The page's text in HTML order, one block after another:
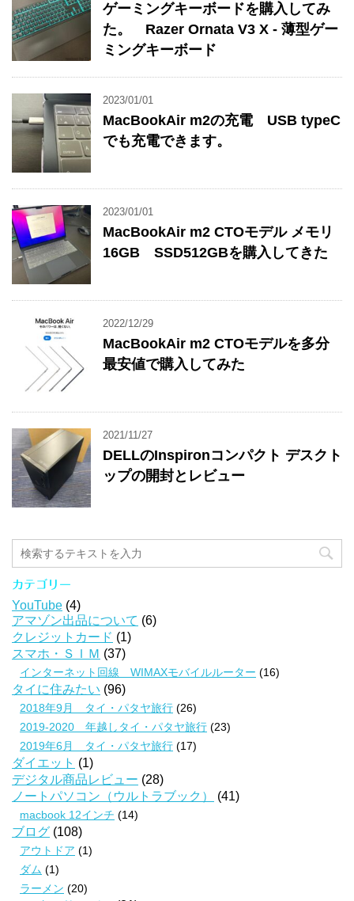
ゲーミングキーボードを購入してみ
た。 Razer Ornata V3 X - 薄型ゲー
ミングキーボード
2023/01/01
MacBookAir m2の充電 USB typeC
でも充電できます。
2023/01/01
MacBookAir m2 CTOモデル メモリ
16GB SSD512GBを購入してきた
2022/12/29
MacBookAir m2 CTOモデルを多分
最安値で購入してみた
2021/11/27
DELLのInspironコンパクト デスクト
ップの開封とレビュー
カテゴリー
YouTube (4)
アマゾン出品について (6)
クレジットカード (1)
スマホ・ＳＩＭ (37)
インターネット回線 WIMAXモバイルルーター (16)
タイに住みたい (96)
2018年9月 タイ・パタヤ旅行 (26)
2019-2020 年越しタイ・パタヤ旅行 (23)
2019年6月 タイ・パタヤ旅行 (17)
ダイエット (1)
デジタル商品レビュー (28)
ノートパソコン（ウルトラブック）
(41)
macbook 12インチ (14)
ブログ (108)
アウトドア (1)
ダム (1)
ラーメン (20)